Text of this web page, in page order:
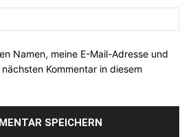
Namen, meine E-Mail-Adresse und
Kommentar in diesem